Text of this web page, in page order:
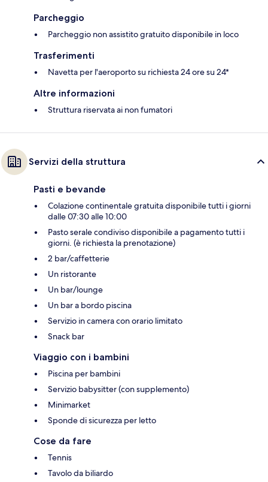
Parcheggio
Parcheggio non assistito gratuito disponibile in loco
Trasferimenti
Navetta per l'aeroporto su richiesta 24 ore su 24*
Altre informazioni
Struttura riservata ai non fumatori
Servizi della struttura
Pasti e bevande
Colazione continentale gratuita disponibile tutti i giorni
dalle 07:30 alle 10:00
Pasto serale condiviso disponibile a pagamento tutti i
giorni. (è richiesta la prenotazione)
2 bar/caffetterie
Un ristorante
Un bar/lounge
Un bar a bordo piscina
Servizio in camera con orario limitato
Snack bar
Viaggio con i bambini
Piscina per bambini
Servizio babysitter (con supplemento)
Minimarket
Sponde di sicurezza per letto
Cose da fare
Tennis
Tavolo da biliardo